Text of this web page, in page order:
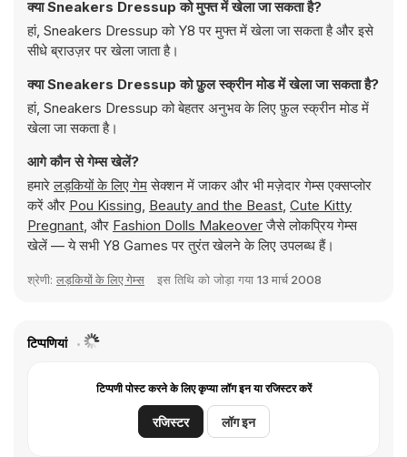
क्या Sneakers Dressup को मुफ्त में खेला जा सकता है?
हां, Sneakers Dressup को Y8 पर मुफ्त में खेला जा सकता है और इसे
सीधे ब्राउज़र पर खेला जाता है।
क्या Sneakers Dressup को फ़ुल स्क्रीन मोड में खेला जा सकता है?
हां, Sneakers Dressup को बेहतर अनुभव के लिए फ़ुल स्क्रीन मोड में
खेला जा सकता है।
आगे कौन से गेम्स खेलें?
हमारेलड़कियों के लिए गेमसेक्शन में जाकर और भी मज़ेदार गेम्स एक्सप्लोर
करें और Pou Kissing, Beauty and the Beast, Cute Kitty
Pregnant, और Fashion Dolls Makeoverजैसे लोकप्रिय गेम्स
खेलें — ये सभी Y8 Games पर तुरंत खेलने के लिए उपलब्ध हैं।
श्रेणी: लड़कियों के लिए गेम्स इस तिथि को जोड़ा गया 13 मार्च 2008
टिप्पणियां
टिप्पणी पोस्ट करने के लिए कृप्या लॉग इन या रजिस्टर करें
रजिस्टर लॉग इन